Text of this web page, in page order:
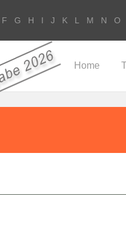
F G H I J K L M N O
Home